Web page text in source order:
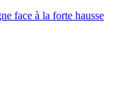
face à la forte hausse